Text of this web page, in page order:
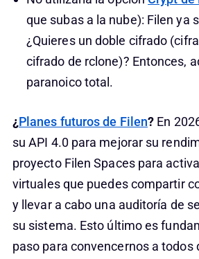
que subas a la nube): Filen ya
¿Quieres un doble cifrado
cifrado de rclone)? Entonces,
paranoico total.
¿Planes futuros de Filen? En
su API 4.0 para mejorar su
proyecto Filen Spaces para
virtuales que puedes compartir
y llevar a cabo una auditoría de
su sistema. Esto último es
paso para convencernos a todos